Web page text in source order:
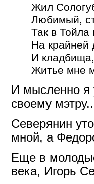
Жил
Любимый,
Так в Тойла
На крайней
И
Житье мне
И мысленно я
своему
Северянин
мной, а
Еще в
века, Игорь